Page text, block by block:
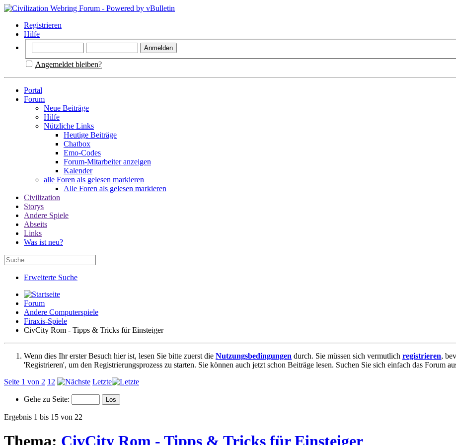
Registrieren
Hilfe
Angemeldet bleiben?
Portal
Forum
Neue Beiträge
Hilfe
Nützliche Links
Heutige Beiträge
Chatbox
Emo-Codes
Forum-Mitarbeiter anzeigen
Kalender
alle Foren als gelesen markieren
Alle Foren als gelesen markieren
Civilization
Storys
Andere Spiele
Abseits
Links
Was ist neu?
Erweiterte Suche
Forum
Andere Computerspiele
Firaxis-Spiele
CivCity Rom - Tipps & Tricks für Einsteiger
Wenn dies Ihr erster Besuch hier ist, lesen Sie bitte zuerst die Nutzungsbedingungen durch. Sie müssen sich vermutlich registrieren,
'Registrieren', um den Registrierungsprozess zu starten. Sie können auch jetzt schon Beiträge lesen. Suchen Sie sich einfach das Forum
Seite 1 von 2 1 2 Letzte
Gehe zu Seite:
Ergebnis 1 bis 15 von 22
Thema: CivCity Rom - Tipps & Tricks für Einsteiger